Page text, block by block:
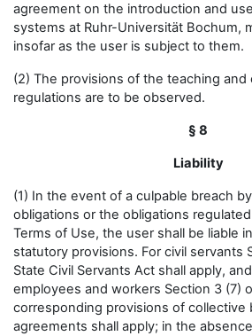
agreement on the introduction and
systems at Ruhr-Universität Bochum,
insofar as the user is subject to them.
(2) The provisions of the teaching and
regulations are to be observed.
§ 8
Liability
(1) In the event of a culpable breach
obligations or the obligations
Terms of Use, the user shall be liable
statutory provisions. For civil servants
State Civil Servants Act shall apply,
employees and workers Section 3 (7)
corresponding provisions of collective
agreements shall apply; in the